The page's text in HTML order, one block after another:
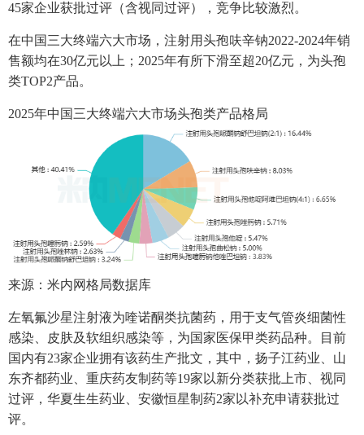
45家企业获批过评（含视同过评），竞争比较激烈。
在中国三大终端六大市场，注射用头孢呋辛钠2022-2024年销
售额均在30亿元以上；2025年有所下滑至超20亿元，为头孢
类TOP2产品。
2025年中国三大终端六大市场头孢类产品格局
来源：米内网格局数据库
左氧氟沙星注射液为喹诺酮类抗菌药，用于支气管炎细菌性
感染、皮肤及软组织感染等，为国家医保甲类药品种。目前
国内有23家企业拥有该药生产批文，其中，扬子江药业、山
东齐都药业、重庆药友制药等19家以新分类获批上市、视同
过评，华夏生生药业、安徽恒星制药2家以补充申请获批过
评。